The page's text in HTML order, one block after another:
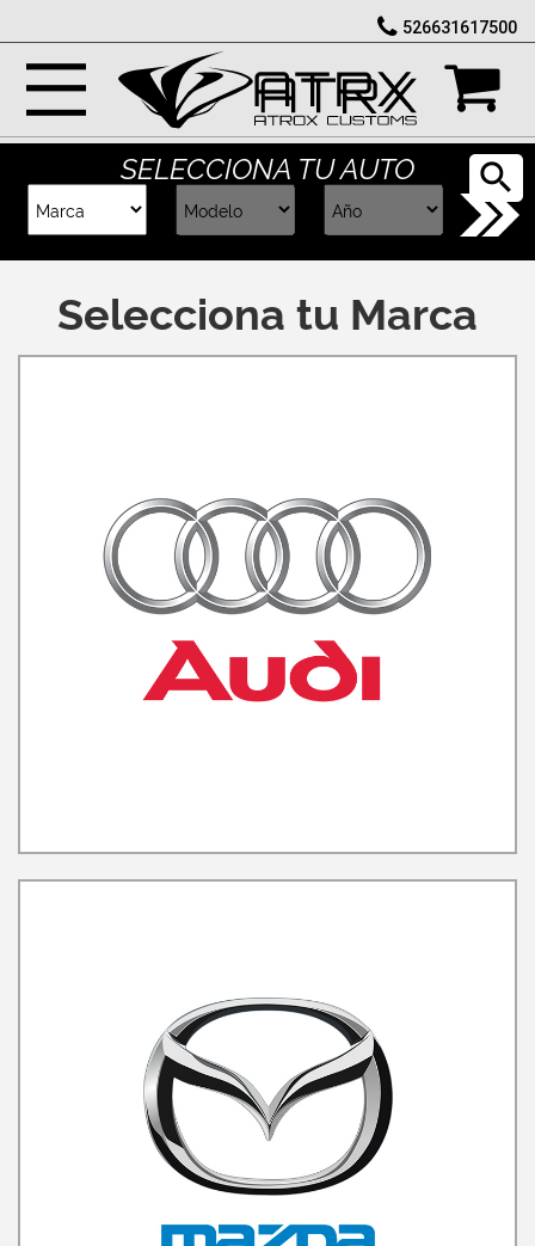
Marcas
Reputación
Cotizador
Contacto
Rastreo-
526631617500
SELECCIONA TU AUTO
Selecciona tu Marca